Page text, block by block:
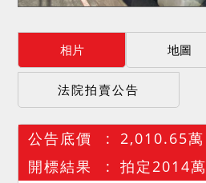
相片 地圖
法院拍賣公告
公告底價
2,010.65萬
開標結果
拍定2014萬